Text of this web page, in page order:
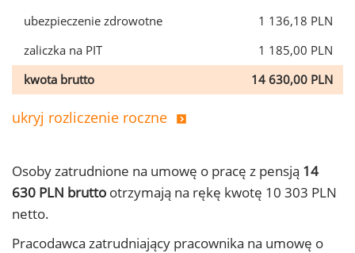
ubezpieczenie zdrowotne
1 136,18 PLN
zaliczka na PIT
1 185,00 PLN
kwota brutto
14 630,00 PLN
ukryj rozliczenie roczne
Osoby zatrudnione na umowę o pracę z pensją 14
630 PLN brutto otrzymają na rękę kwotę 10 303 PLN
netto.
Pracodawca zatrudniający pracownika na umowę o